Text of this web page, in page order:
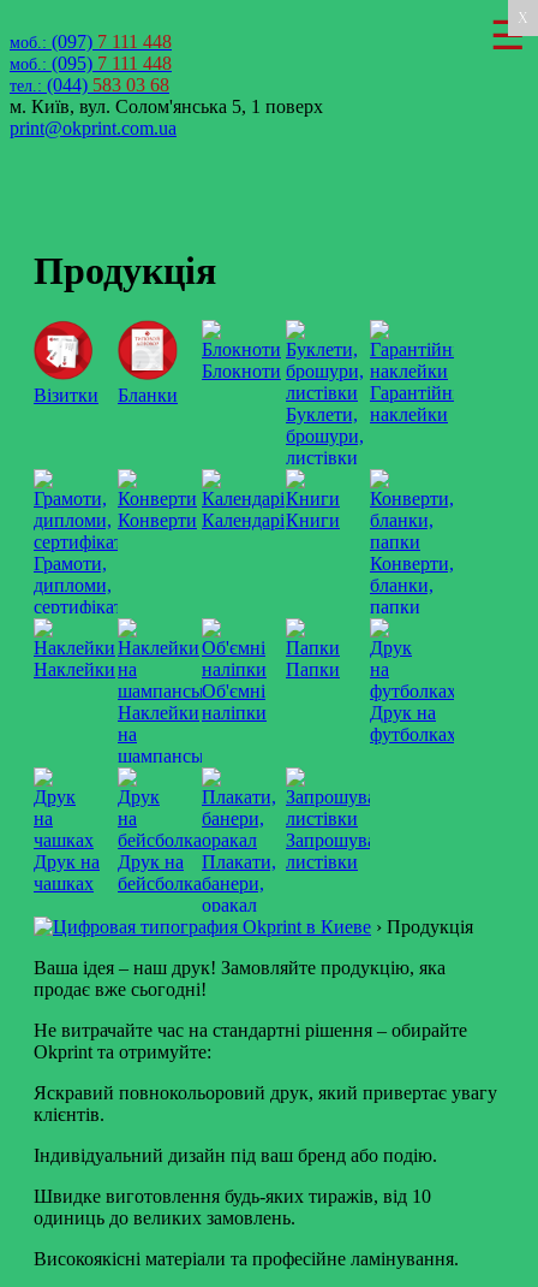
моб.: (097) 7 111 448
моб.: (095) 7 111 448
тел.: (044) 583 03 68
м. Київ, вул. Солом'янська 5, 1 поверх
print@okprint.com.ua
Продукцiя
Візитки Бланки
Блокноти
Буклети,
брошури,
листівки
Гарантійні
наклейки
Грамоти,
дипломи,
сертифікати
Конверти КалендаріКниги
Конверти,
бланки,
папки
Наклейки
Наклейки
на
шампанське
Об'ємні
наліпки
Папки
Друк на
футболках
Друк на
чашках
Друк на
бейсболках
Плакати,
банери,
оракал
Запрошувальні
листівки
› Продукцiя
Ваша ідея – наш друк! Замовляйте продукцію, яка
продає вже сьогодні!
Не витрачайте час на стандартні рішення – обирайте
Okprint та отримуйте:
Яскравий повнокольоровий друк, який привертає увагу
клієнтів.
Індивідуальний дизайн під ваш бренд або подію.
Швидке виготовлення будь-яких тиражів, від 10
одиниць до великих замовлень.
Високоякісні матеріали та професійне ламінування.
X
X